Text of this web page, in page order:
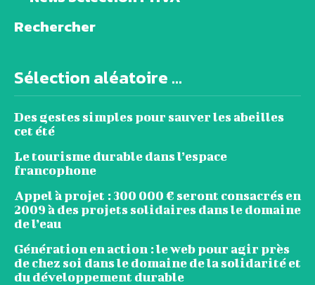
Rechercher
Sélection aléatoire ...
Des gestes simples pour sauver les abeilles
cet été
Le tourisme durable dans l’espace
francophone
Appel à projet : 300 000 € seront consacrés en
2009 à des projets solidaires dans le domaine
de l’eau
Génération en action : le web pour agir près
de chez soi dans le domaine de la solidarité et
du développement durable